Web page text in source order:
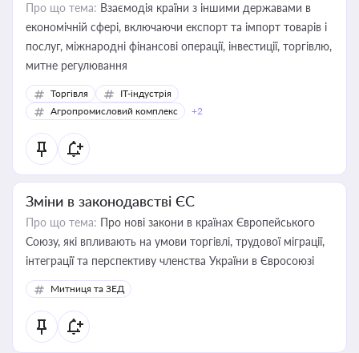
Про що тема: Взаємодія країни з іншими державами в
економічній сфері, включаючи експорт та імпорт товарів і
послуг, міжнародні фінансові операції, інвестиції, торгівлю,
митне регулювання
Торгівля
IT-індустрія
Агропромисловий комплекс
+2
Зміни в законодавстві ЄС
Про що тема: Про нові закони в країнах Європейського
Союзу, які впливають на умови торгівлі, трудової міграції,
інтеграції та перспективу членства України в Євросоюзі
Митниця та ЗЕД